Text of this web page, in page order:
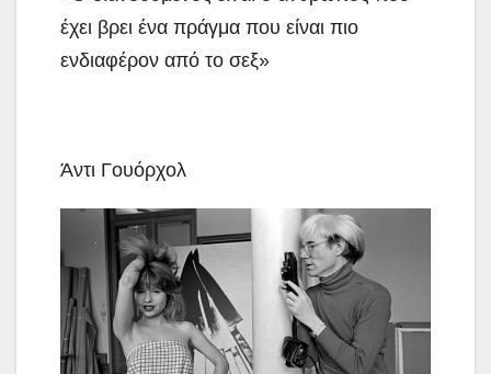
έχει βρει ένα πράγμα που είναι πιο
ενδιαφέρον από το σεξ»
Άντι Γουόρχολ